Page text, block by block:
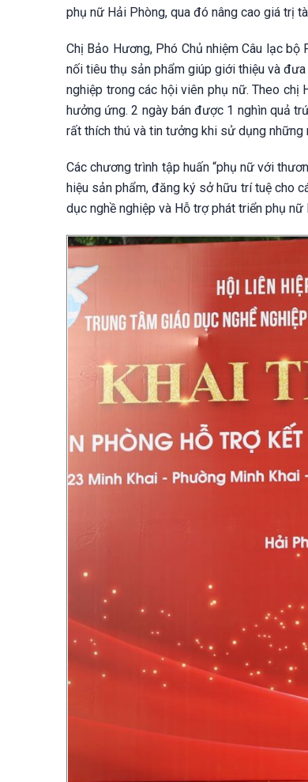
phụ nữ Hải Phòng, qua đó nâng cao giá trị
Chị Bảo Hương, Phó Chủ nhiệm Câu lạc
nối tiêu thụ sản phẩm giúp giới thiệu và
nghiệp trong các hội viên phụ nữ. Theo chị
hưởng ứng. 2 ngày bán được 1 nghìn quả
rất thích thú và tin tưởng khi sử dụng những
Các chương trình tập huấn “phụ nữ với
hiệu sản phẩm, đăng ký sở hữu trí tuệ cho
dục nghề nghiệp và Hỗ trợ phát triển phụ